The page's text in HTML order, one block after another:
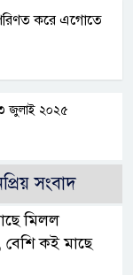
করে এগোতে
৩ জুলাই ২০২৫
সংবাদ
মিলল
বেশি কই মাছে